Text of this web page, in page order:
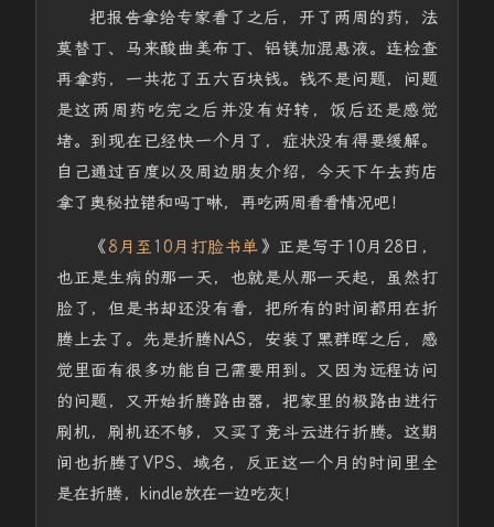
把报告拿给专家看了之后，开了两周的药，法
莫替丁、马来酸曲美布丁、铝镁加混悬液。连检查
再拿药，一共花了五六百块钱。钱不是问题，问题
是这两周药吃完之后并没有好转，饭后还是感觉
堵。到现在已经快一个月了，症状没有得要缓解。
自己通过百度以及周边朋友介绍，今天下午去药店
拿了奥秘拉错和吗丁啉，再吃两周看看情况吧！
《8月至10月打脸书单 》正是写于10月28日，
也正是生病的那一天，也就是从那一天起，虽然打
脸了，但是书却还没有看，把所有的时间都用在折
腾上去了。先是折腾NAS，安装了黑群晖之后，感
觉里面有很多功能自己需要用到。又因为远程访问
的问题，又开始折腾路由器，把家里的极路由进行
刷机，刷机还不够，又买了竞斗云进行折腾。这期
间也折腾了VPS、域名，反正这一个月的时间里全
是在折腾，kindle放在一边吃灰！